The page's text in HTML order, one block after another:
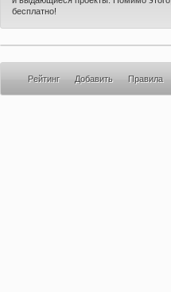
бесплатно!
Рейтинг Добавить Правила